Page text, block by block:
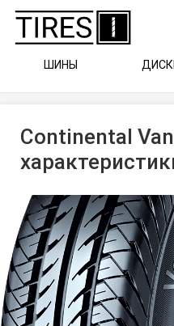
ШИНЫ
Continental